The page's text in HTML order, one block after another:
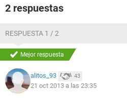
2 respuestas
RESPUESTA 1 / 2
Mejor respuesta
alitos_93 43
21 oct 2013 a las 23:35